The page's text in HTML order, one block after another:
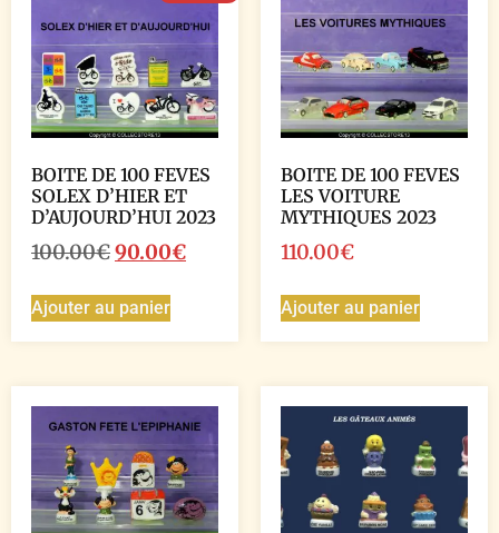
BOITE DE 100 FEVES
SOLEX D’HIER ET
D’AUJOURD’HUI 2023
100.00€90.00€
Ajouter au panier
BOITE DE 100 FEVES
LES VOITURE
MYTHIQUES 2023
110.00€
Ajouter au panier